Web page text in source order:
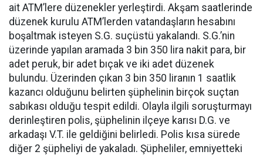
ait ATM’lere düzenekler yerleştirdi. Akşam saatlerinde
düzenek kurulu ATM’lerden vatandaşların hesabını
boşaltmak isteyen S.G. suçüstü yakalandı. S.G.’nin
üzerinde yapılan aramada 3 bin 350 lira nakit para, bir
adet peruk, bir adet bıçak ve iki adet düzenek
bulundu. Üzerinden çıkan 3 bin 350 liranın 1 saatlik
kazancı olduğunu belirten şüphelinin birçok suçtan
sabıkası olduğu tespit edildi. Olayla ilgili soruşturmayı
derinleştiren polis, şüphelinin ilçeye karısı D.G. ve
arkadaşı V.T. ile geldiğini belirledi. Polis kısa sürede
diğer 2 şüpheliyi de yakaladı. Şüpheliler, emniyetteki